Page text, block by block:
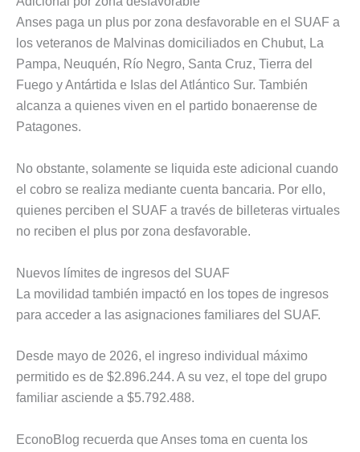
Anses paga un plus por zona desfavorable en el SUAF a
los veteranos de Malvinas domiciliados en Chubut, La
Pampa, Neuquén, Río Negro, Santa Cruz, Tierra del
Fuego y Antártida e Islas del Atlántico Sur. También
alcanza a quienes viven en el partido bonaerense de
Patagones.
No obstante, solamente se liquida este adicional cuando
el cobro se realiza mediante cuenta bancaria. Por ello,
quienes perciben el SUAF a través de billeteras virtuales
no reciben el plus por zona desfavorable.
Nuevos límites de ingresos del SUAF
La movilidad también impactó en los topes de ingresos
para acceder a las asignaciones familiares del SUAF.
Desde mayo de 2026, el ingreso individual máximo
permitido es de $2.896.244. A su vez, el tope del grupo
familiar asciende a $5.792.488.
EconoBlog recuerda que Anses toma en cuenta los